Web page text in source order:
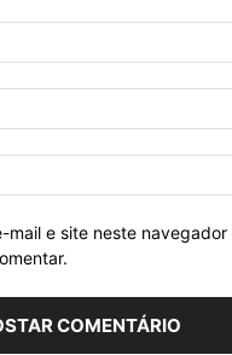
mail e site neste navegador